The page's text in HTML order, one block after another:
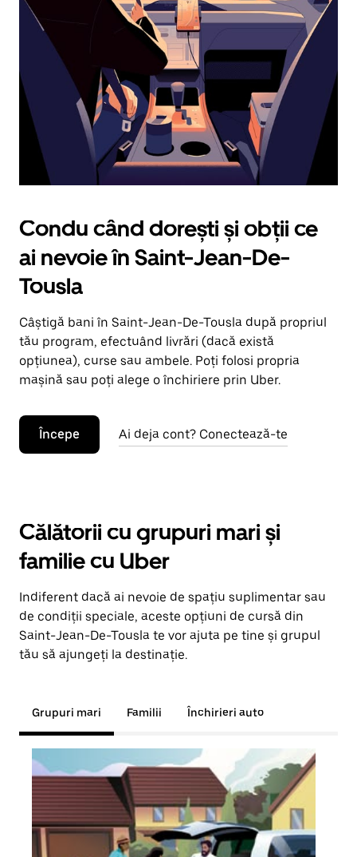
în
jos.
Închide
calendarul
apăsând
pe
butonul
Escape.
Condu când dorești și obții ce
ai nevoie în Saint-Jean-De-
Tousla
Câștigă bani în Saint-Jean-De-Tousla după propriul
tău program, efectuând livrări (dacă există
opțiunea), curse sau ambele. Poți folosi propria
mașină sau poți alege o închiriere prin Uber.
Începe Ai deja cont? Conectează-te
Călătorii cu grupuri mari și
familie cu Uber
Indiferent dacă ai nevoie de spațiu suplimentar sau
de condiții speciale, aceste opțiuni de cursă din
Saint-Jean-De-Tousla te vor ajuta pe tine și grupul
tău să ajungeți la destinație.
Grupuri mari Familii Închirieri auto